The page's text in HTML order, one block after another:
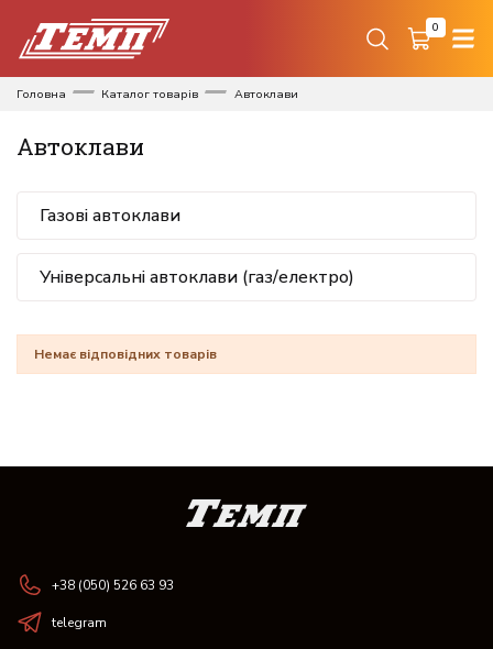
0
Головна Каталог товарів Автоклави
Автоклави
Газові автоклави
Універсальні автоклави (газ/електро)
Немає відповідних товарів
+38 (050) 526 63 93
telegram